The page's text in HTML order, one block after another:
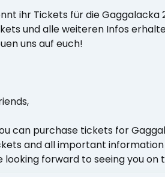
ihr Tickets für die Gaggalacka
und alle weiteren Infos
uns auf euch!
can purchase tickets for
and all important information
looking forward to seeing you on